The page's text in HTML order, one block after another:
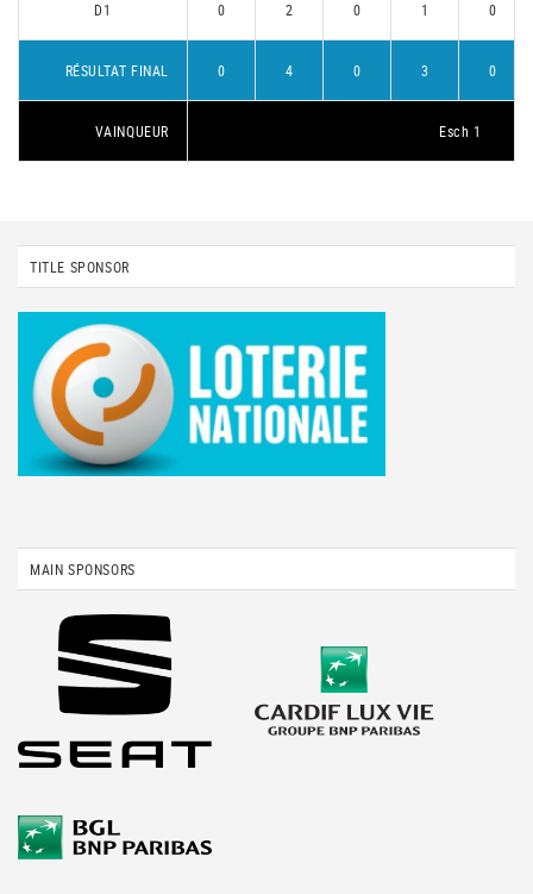
D1 0 2 0 1 0
RÉSULTAT FINAL 0 4 0 3 0
VAINQUEUR Esch 1
TITLE SPONSOR
MAIN SPONSORS